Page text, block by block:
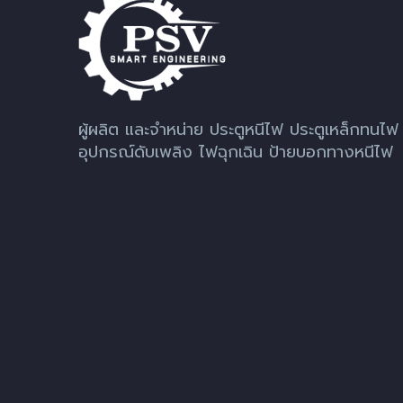
ผู้ผลิต และจำหน่าย ประตูหนีไฟ ประตูเหล็กทนไฟ
อุปกรณ์ดับเพลิง ไฟฉุกเฉิน ป้ายบอกทางหนีไฟ